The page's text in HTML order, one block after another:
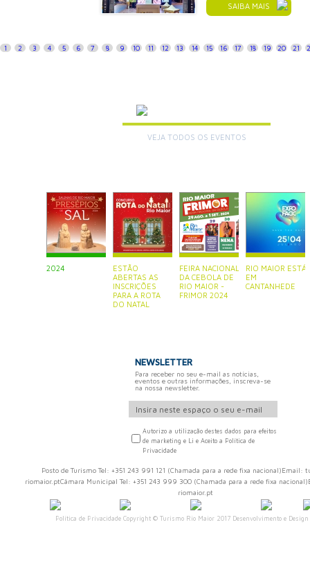
SAIBA MAIS
1 2 3 4 5 6 7 8 9 10 11 12 13 14 15 16 17 18 19 20 21
VEJA TODOS OS EVENTOS
2024
ESTÃO
ABERTAS AS
INSCRIÇÕES
PARA A ROTA
DO NATAL
FEIRA NACIONAL
DA CEBOLA DE
RIO MAIOR -
FRIMOR 2024
RIO MAIOR ESTÁ
EM
CANTANHEDE
NEWSLETTER
Para receber no seu e-mail as notícias,
eventos e outras informações, inscreva-se
na nossa newsletter.
Autorizo a utilização destes dados para efeitos
de marketing e Li e Aceito a Política de
Privacidade
Posto de Turismo Tel: +351 243 991 121 (Chamada para a rede fixa nacional)Email:
riomaior.ptCâmara Municipal Tel: +351 243 999 300 (Chamada para a rede fixa
riomaior.pt
Política de Privacidade Copyright © Turismo Rio Maior 2017 Desenvolvimento e